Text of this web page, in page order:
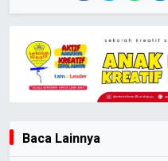
Baca Lainnya